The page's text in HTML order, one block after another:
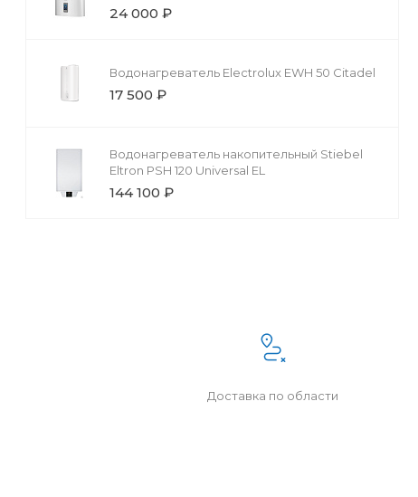
24 000 ₽
Водонагреватель Electrolux EWH 50 Citadel
17 500 ₽
Водонагреватель накопительный Stiebel
Eltron PSH 120 Universal EL
144 100 ₽
Доставка по области